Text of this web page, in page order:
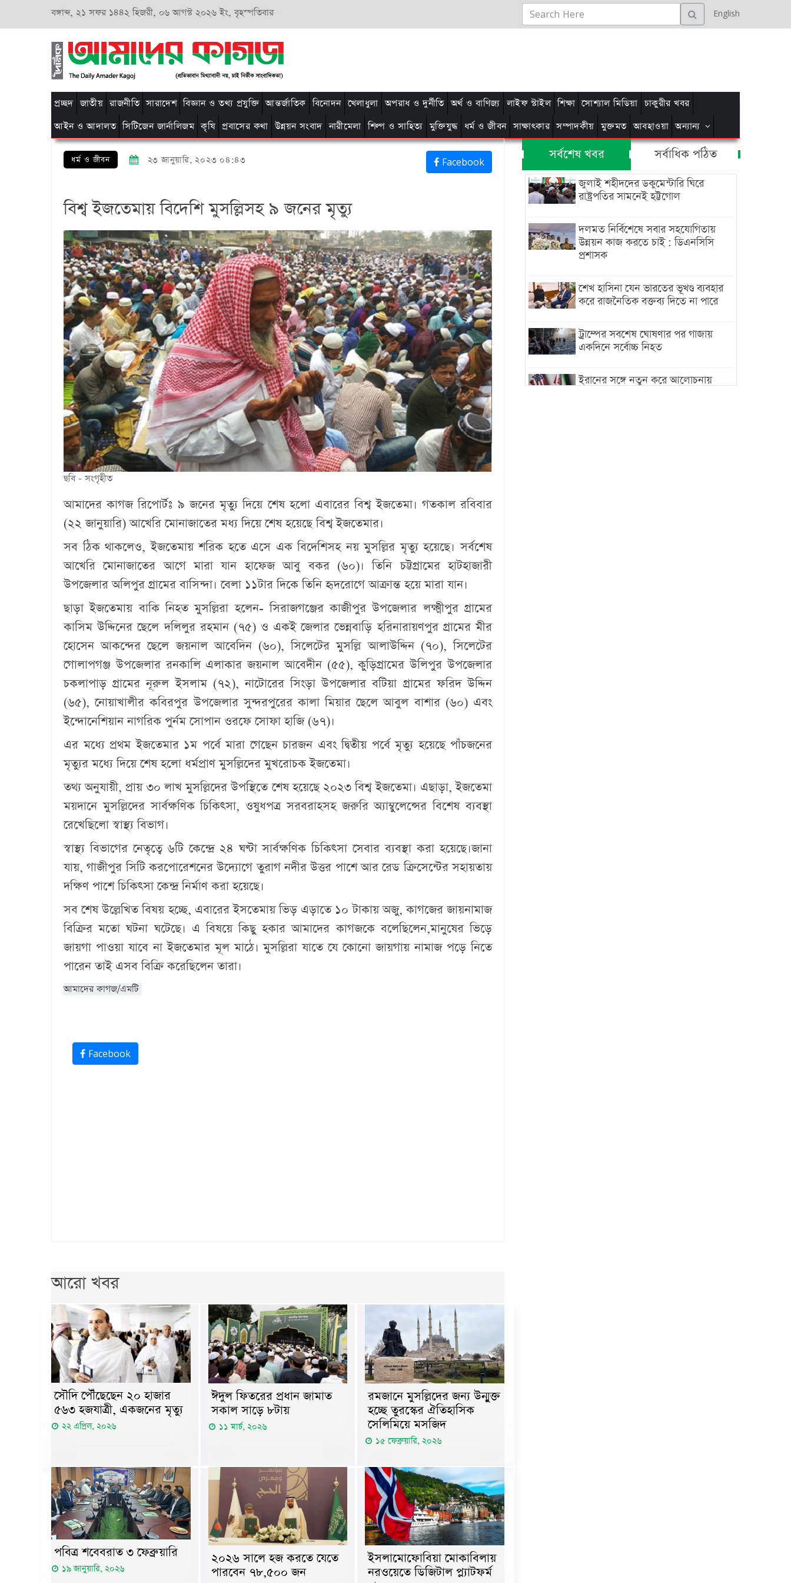
বঙ্গাব্দ, ২১ সফর ১৪৪২ হিজরী, ০৬ আগস্ট ২০২৬ ইং, বৃহস্পতিবার English
প্রচ্ছদ জাতীয় রাজনীতি সারাদেশ বিজ্ঞান ও তথ্য প্রযুক্তি আন্তর্জাতিক বিনোদন খেলাধুলা অপরাধ ও দুর্নীতি অর্থ ও বাণিজ্য লাইফ স্টাইল শিক্ষা সোশ্যাল মিডিয়া চাকুরীর খবর
আইন ও আদালত সিটিজেন জার্নালিজম কৃষি প্রবাসের কথা উন্নয়ন সংবাদ নারীমেলা শিল্প ও সাহিত্য মুক্তিযুদ্ধ ধর্ম ও জীবন সাক্ষাৎকার সম্পাদকীয় মুক্তমত আবহাওয়া অন্যান্য
ধর্ম ও জীবন ২৩ জানুয়ারি, ২০২৩ ০৪:৪৩ Facebook
বিশ্ব ইজতেমায় বিদেশি মুসল্লিসহ ৯ জনের মৃত্যু
ছবি - সংগৃহীত
আমাদের কাগজ রিপোর্টঃ ৯ জনের মৃত্যু দিয়ে শেষ হলো এবারের বিশ্ব ইজতেমা। গতকাল রবিবার
(২২ জানুয়ারি) আখেরি মোনাজাতের মধ্য দিয়ে শেষ হয়েছে বিশ্ব ইজতেমার।
সব ঠিক থাকলেও, ইজতেমায় শরিক হতে এসে এক বিদেশিসহ নয় মুসল্লির মৃত্যু হয়েছে। সর্বশেষ
আখেরি মোনাজাতের আগে মারা যান হাফেজ আবু বকর (৬০)। তিনি চট্টগ্রামের হাটহাজারী
উপজেলার অলিপুর গ্রামের বাসিন্দা। বেলা ১১টার দিকে তিনি হৃদরোগে আক্রান্ত হয়ে মারা যান।
ছাড়া ইজতেমায় বাকি নিহত মুসল্লিরা হলেন- সিরাজগঞ্জের কাজীপুর উপজেলার লক্ষ্মীপুর গ্রামের
কাসিম উদ্দিনের ছেলে দলিলুর রহমান (৭৫) ও একই জেলার ভেন্নবাড়ি হরিনারায়ণপুর গ্রামের মীর
হোসেন আকন্দের ছেলে জয়নাল আবেদিন (৬০), সিলেটের মুসল্লি আলাউদ্দিন (৭০), সিলেটের
গোলাপগঞ্জ উপজেলার রনকালি এলাকার জয়নাল আবেদীন (৫৫), কুড়িগ্রামের উলিপুর উপজেলার
চকলাপাড় গ্রামের নূরুল ইসলাম (৭২), নাটোরের সিংড়া উপজেলার বটিয়া গ্রামের ফরিদ উদ্দিন
(৬৫), নোয়াখালীর কবিরপুর উপজেলার সুন্দরপুরের কালা মিয়ার ছেলে আবুল বাশার (৬০) এবং
ইন্দোনেশিয়ান নাগরিক পুর্নম সোপান ওরফে সোফা হাজি (৬৭)।
এর মধ্যে প্রথম ইজতেমার ১ম পর্বে মারা গেছেন চারজন এবং দ্বিতীয় পর্বে মৃত্যু হয়েছে পাঁচজনের
মৃত্যুর মধ্যে দিয়ে শেষ হলো ধর্মপ্রাণ মুসল্লিদের মুখরোচক ইজতেমা।
তথ্য অনুযায়ী, প্রায় ৩০ লাখ মুসল্লিদের উপস্থিতে শেষ হয়েছে ২০২৩ বিশ্ব ইজতেমা। এছাড়া, ইজতেমা
ময়দানে মুসল্লিদের সার্বক্ষণিক চিকিৎসা, ওষুধপত্র সরবরাহসহ জরুরি অ্যাম্বুলেন্সের বিশেষ ব্যবস্থা
রেখেছিলো স্বাস্থ্য বিভাগ।
স্বাস্থ্য বিভাগের নেতৃত্বে ৬টি কেন্দ্রে ২৪ ঘণ্টা সার্বক্ষণিক চিকিৎসা সেবার ব্যবস্থা করা হয়েছে।জানা
যায়, গাজীপুর সিটি করপোরেশনের উদ্যোগে তুরাগ নদীর উত্তর পাশে আর রেড ক্রিসেন্টের সহায়তায়
দক্ষিণ পাশে চিকিৎসা কেন্দ্র নির্মাণ করা হয়েছে।
সব শেষ উল্লেখিত বিষয় হচ্ছে, এবারের ইসতেমায় ভিড় এড়াতে ১০ টাকায় অজু, কাগজের জায়নামাজ
বিক্রির মতো ঘটনা ঘটেছে। এ বিষয়ে কিছু হকার আমাদের কাগজকে বলেছিলেন,মানুষের ভিড়ে
জায়গা পাওয়া যাবে না ইজতেমার মূল মাঠে। মুসল্লিরা যাতে যে কোনো জায়গায় নামাজ পড়ে নিতে
পারেন তাই এসব বিক্রি করেছিলেন তারা।
আমাদের কাগজ/এমটি
Facebook
আরো খবর
সৌদি পৌঁছেছেন ২০ হাজার
৫৬৩ হজযাত্রী, একজনের মৃত্যু
২২ এপ্রিল, ২০২৬
ঈদুল ফিতরের প্রধান জামাত
সকাল সাড়ে ৮টায়
১১ মার্চ, ২০২৬
রমজানে মুসল্লিদের জন্য উন্মুক্ত
হচ্ছে তুরস্কের ঐতিহাসিক
সেলিমিয়ে মসজিদ
১৫ ফেব্রুয়ারি, ২০২৬
পবিত্র শবেবরাত ৩ ফেব্রুয়ারি
১৯ জানুয়ারি, ২০২৬
২০২৬ সালে হজ করতে যেতে
পারবেন ৭৮,৫০০ জন
ইসলামোফোবিয়া মোকাবিলায়
নরওয়েতে ডিজিটাল প্ল্যাটফর্ম
সর্বশেষ খবর সর্বাধিক পঠিত
জুলাই শহীদদের ডকুমেন্টারি ঘিরে
রাষ্ট্রপতির সামনেই হট্টগোল
দলমত নির্বিশেষে সবার সহযোগিতায়
উন্নয়ন কাজ করতে চাই : ডিএনসিসি
প্রশাসক
শেখ হাসিনা যেন ভারতের ভূখণ্ড ব্যবহার
করে রাজনৈতিক বক্তব্য দিতে না পারে
ট্রাম্পের সবশেষ ঘোষণার পর গাজায়
একদিনে সর্বোচ্চ নিহত
ইরানের সঙ্গে নতুন করে আলোচনায়